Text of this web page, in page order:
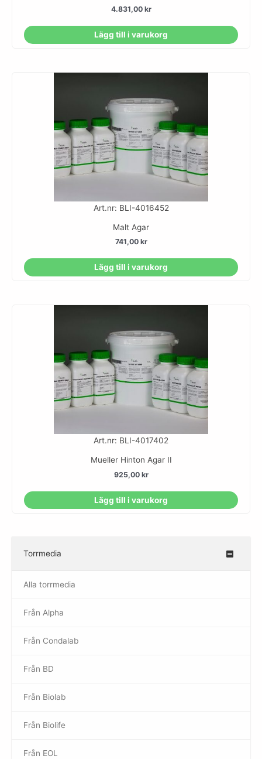
4.831,00 kr
Lägg till i varukorg
Art.nr: BLI-4016452
Malt Agar
741,00 kr
Lägg till i varukorg
Art.nr: BLI-4017402
Mueller Hinton Agar II
925,00 kr
Lägg till i varukorg
Torrmedia
–
Alla torrmedia
Från Alpha
–
Från Condalab
Från BD
Från Biolab
–
Från Biolife
–
Från EOL
–